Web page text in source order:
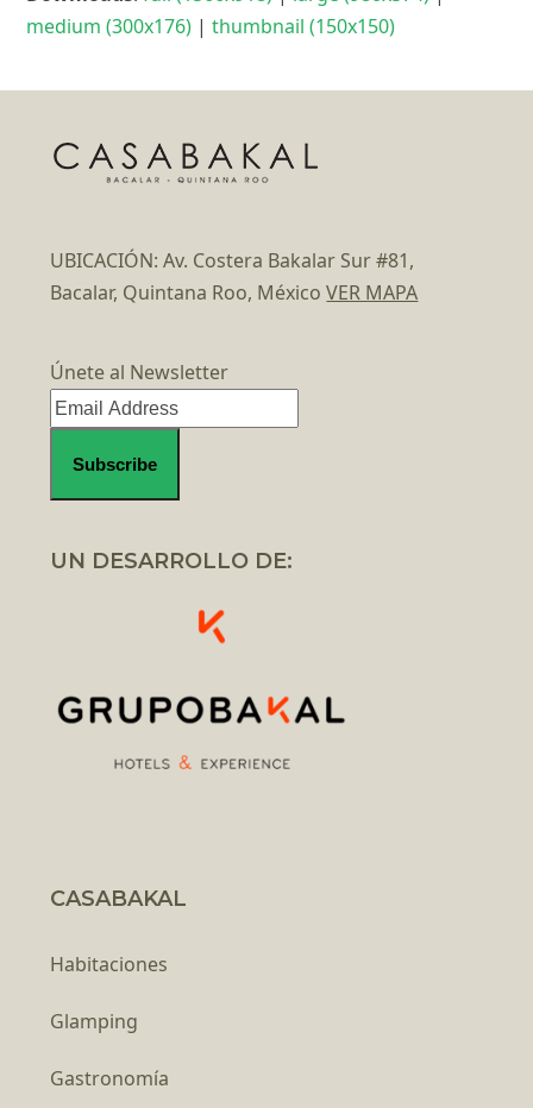
medium (300x176) |thumbnail (150x150)
UBICACIÓN: Av. Costera Bakalar Sur #81,
Bacalar, Quintana Roo, MéxicoVER MAPA
Únete al Newsletter
UN DESARROLLO DE:
CASABAKAL
Habitaciones
Glamping
Gastronomía